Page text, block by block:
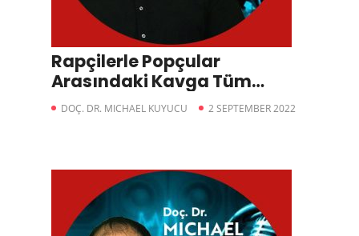
Rapçilerle Popçular
Arasındaki Kavga Tüm
Hızıyla Devam Ediyor
DOÇ. DR. MICHAEL KUYUCU 2 SEPTEMBER 2022